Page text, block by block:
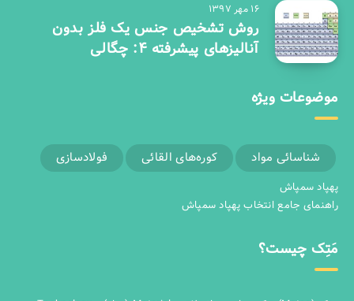
۱۶ مهر ۱۳۹۷
روش تشخیص جنس یک فلز بدون
آنالیزهای پیشرفته 4: چگالی
موضوعات ویژه
شناسائی مواد کوره‌های القائی فولادسازی
پهپاد سمپاش
راهنمای جامع انتخاب پهپاد سمپاش
مَتِک چیست؟